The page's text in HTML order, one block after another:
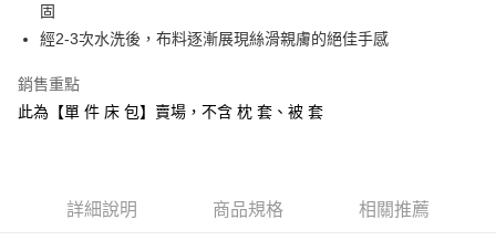
玉山商業銀行
台新國際商業銀行
中國信託商業銀行
元大商業銀行
玉山商業銀行
星展（台灣）商業銀行
台灣樂天信用卡公司
全盈+PAY
固
經2-3次水洗後，布料逐漸展現絲滑親膚的絕佳手感
銷售重點
此為【單 件 床 包】賣場，不含 枕 套、被 套
詳細說明 商品規格 相關推薦